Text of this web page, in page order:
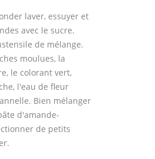
laver, essuyer et
avec le sucre.
de mélange.
moulues, la
le colorant vert,
l'eau de fleur
Bien mélanger
d'amande-
de petits